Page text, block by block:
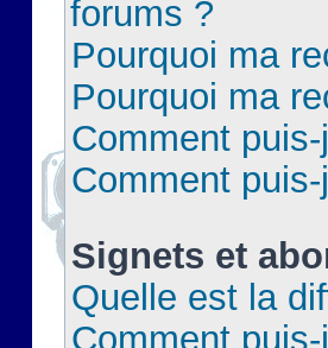
forums ?
Pourquoi ma
Pourquoi ma
Comment
Comment
Signets et
Quelle est la
Comment